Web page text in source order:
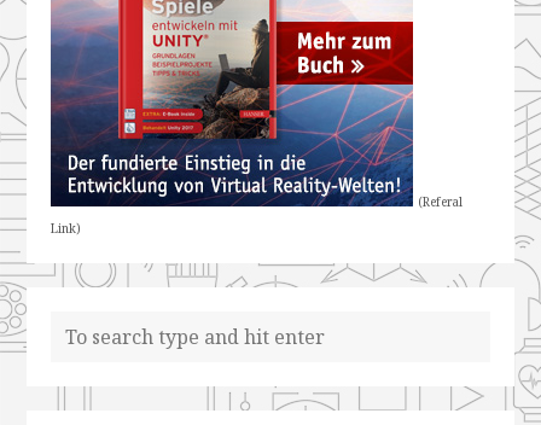
(Referal
Link)